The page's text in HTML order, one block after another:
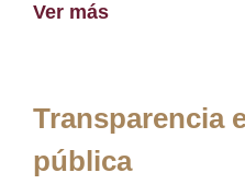
Ver más
Transparencia
pública